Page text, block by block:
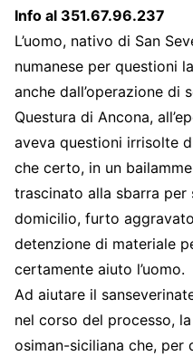
Info al 351.67.96.237
L’uomo, nativo di San
numanese per questioni
anche dall’operazione di
Questura di Ancona,
aveva questioni irrisolte
che certo, in un
trascinato alla sbarra
domicilio, furto
detenzione di materiale
certamente aiuto l’uomo.
Ad aiutare il
nel corso del processo,
osiman-siciliana che, per